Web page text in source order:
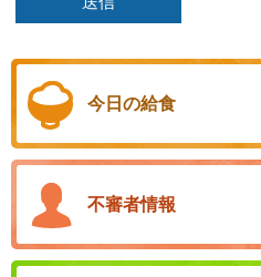
今日の給食
不審者情報